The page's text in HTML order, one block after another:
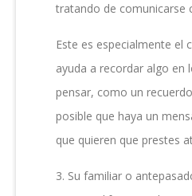
tratando de comunicarse
Este es especialmente el
ayuda a recordar algo en
pensar, como un
posible que haya un
que quieren que prestes
3. Su familiar o